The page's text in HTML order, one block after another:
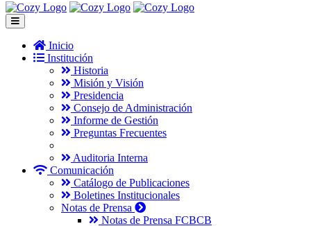
Inicio
Institución
Historia
Misión y Visión
Presidencia
Consejo de Administración
Informe de Gestión
Preguntas Frecuentes
Auditoria Interna
Comunicación
Catálogo de Publicaciones
Boletines Institucionales
Notas de Prensa
Notas de Prensa FCBCB